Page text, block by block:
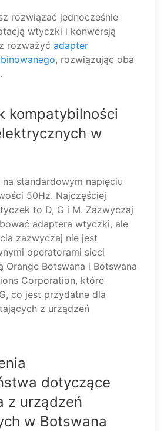
rozwiązać jednocześnie
wtyczki i konwersją
rozważyć adapter
, rozwiązując oba
kompatybilności
w
na standardowym napięciu
50Hz. Najczęściej
to D, G i M. Zazwyczaj
adaptera wtyczki, ale
zazwyczaj nie jest
operatorami sieci
Orange Botswana i Botswana
Corporation, które
co jest przydatne dla
z urządzeń
dotyczące
z urządzeń
w Botswana